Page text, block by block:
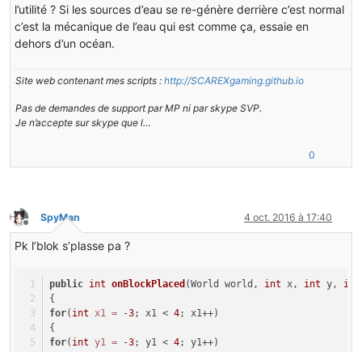
l’utilité ? Si les sources d’eau se re-génère derrière c’est normal
c’est la mécanique de l’eau qui est comme ça, essaie en
dehors d’un océan.
Site web contenant mes scripts : http://SCAREXgaming.github.io
Pas de demandes de support par MP ni par skype SVP.
Je n’accepte sur skype que l…
0
Hors-ligne
SpyMan 4 oct. 2016 à 17:40
Pk l’blok s’plasse pa ?
public int onBlockPlaced (World world, int x, int y, int
{
for( int x1 = -3; x1 < 4; x1++)
{
for( int y1 = -3; y1 < 4; y1++)